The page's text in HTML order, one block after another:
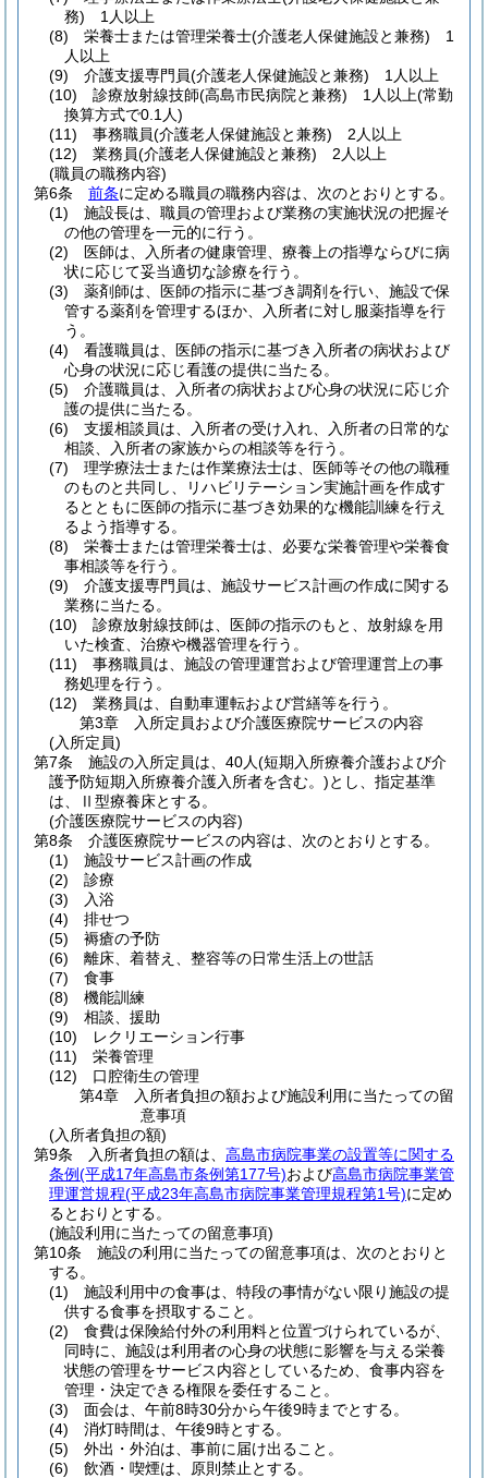
務) 1人以上
(8)
栄養士または管理栄養士(介護老人保健施設と兼務) 1
人以上
(9)
介護支援専門員(介護老人保健施設と兼務) 1人以上
(10)
診療放射線技師(高島市民病院と兼務) 1人以上(常勤
換算方式で0.1人)
(11)
事務職員(介護老人保健施設と兼務) 2人以上
(12)
業務員(介護老人保健施設と兼務) 2人以上
(職員の職務内容)
第6条
前条に定める職員の職務内容は、次のとおりとする。
(1)
施設長は、職員の管理および業務の実施状況の把握そ
の他の管理を一元的に行う。
(2)
医師は、入所者の健康管理、療養上の指導ならびに病
状に応じて妥当適切な診療を行う。
(3)
薬剤師は、医師の指示に基づき調剤を行い、施設で保
管する薬剤を管理するほか、入所者に対し服薬指導を行
う。
(4)
看護職員は、医師の指示に基づき入所者の病状および
心身の状況に応じ看護の提供に当たる。
(5)
介護職員は、入所者の病状および心身の状況に応じ介
護の提供に当たる。
(6)
支援相談員は、入所者の受け入れ、入所者の日常的な
相談、入所者の家族からの相談等を行う。
(7)
理学療法士または作業療法士は、医師等その他の職種
のものと共同し、リハビリテーション実施計画を作成す
るとともに医師の指示に基づき効果的な機能訓練を行え
るよう指導する。
(8)
栄養士または管理栄養士は、必要な栄養管理や栄養食
事相談等を行う。
(9)
介護支援専門員は、施設サービス計画の作成に関する
業務に当たる。
(10)
診療放射線技師は、医師の指示のもと、放射線を用
いた検査、治療や機器管理を行う。
(11)
事務職員は、施設の管理運営および管理運営上の事
務処理を行う。
(12)
業務員は、自動車運転および営繕等を行う。
第3章
入所定員および介護医療院サービスの内容
(入所定員)
第7条
施設の入所定員は、40人(短期入所療養介護および介
護予防短期入所療養介護入所者を含む。)とし、指定基準
は、Ⅱ型療養床とする。
(介護医療院サービスの内容)
第8条
介護医療院サービスの内容は、次のとおりとする。
(1)
施設サービス計画の作成
(2)
診療
(3)
入浴
(4)
排せつ
(5)
褥瘡の予防
(6)
離床、着替え、整容等の日常生活上の世話
(7)
食事
(8)
機能訓練
(9)
相談、援助
(10)
レクリエーション行事
(11)
栄養管理
(12)
口腔衛生の管理
第4章
入所者負担の額および施設利用に当たっての留
意事項
(入所者負担の額)
第9条
入所者負担の額は、 高島市病院事業の設置等に関する
条例(平成17年高島市条例第177号)および高島市病院事業管
理運営規程(平成23年高島市病院事業管理規程第1号)に定め
るとおりとする。
(施設利用に当たっての留意事項)
第10条
施設の利用に当たっての留意事項は、次のとおりと
する。
(1)
施設利用中の食事は、特段の事情がない限り施設の提
供する食事を摂取すること。
(2)
食費は保険給付外の利用料と位置づけられているが、
同時に、施設は利用者の心身の状態に影響を与える栄養
状態の管理をサービス内容としているため、食事内容を
管理・決定できる権限を委任すること。
(3)
面会は、午前8時30分から午後9時までとする。
(4)
消灯時間は、午後9時とする。
(5)
外出・外泊は、事前に届け出ること。
(6)
飲酒・喫煙は、原則禁止とする。